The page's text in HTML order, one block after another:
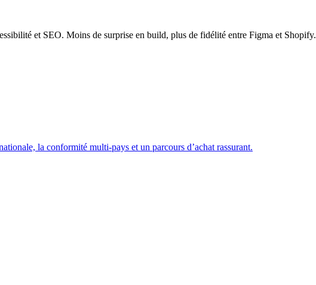
et SEO. Moins de surprise en build, plus de fidélité entre Figma et Shopify.
la conformité multi-pays et un parcours d’achat rassurant.